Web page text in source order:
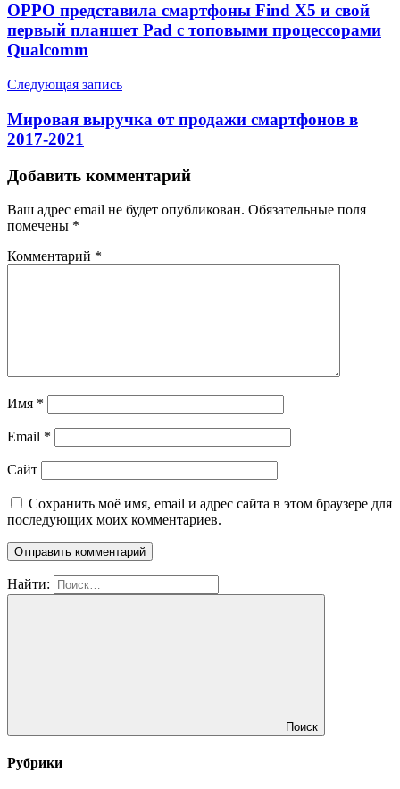
OPPO представила смартфоны Find X5 и свой
первый планшет Pad с топовыми процессорами
Qualcomm
Следующая запись
Мировая выручка от продажи смартфонов в
2017-2021
Добавить комментарий
Ваш адрес email не будет опубликован. Обязательные поля
помечены *
Комментарий *
Имя *
Email *
Сайт
Сохранить моё имя, email и адрес сайта в этом браузере для
последующих моих комментариев.
Найти:
Поиск
Рубрики